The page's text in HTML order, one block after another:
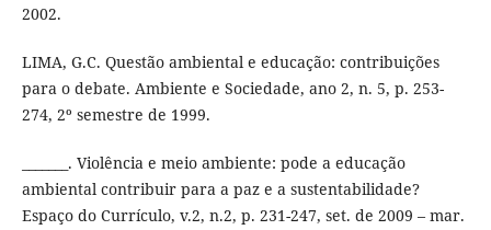
2002.
LIMA, G.C. Questão ambiental e educação: contribuições
para o debate. Ambiente e Sociedade, ano 2, n. 5, p. 253-
274, 2º semestre de 1999.
_______. Violência e meio ambiente: pode a educação
ambiental contribuir para a paz e a sustentabilidade?
Espaço do Currículo, v.2, n.2, p. 231-247, set. de 2009 – mar.